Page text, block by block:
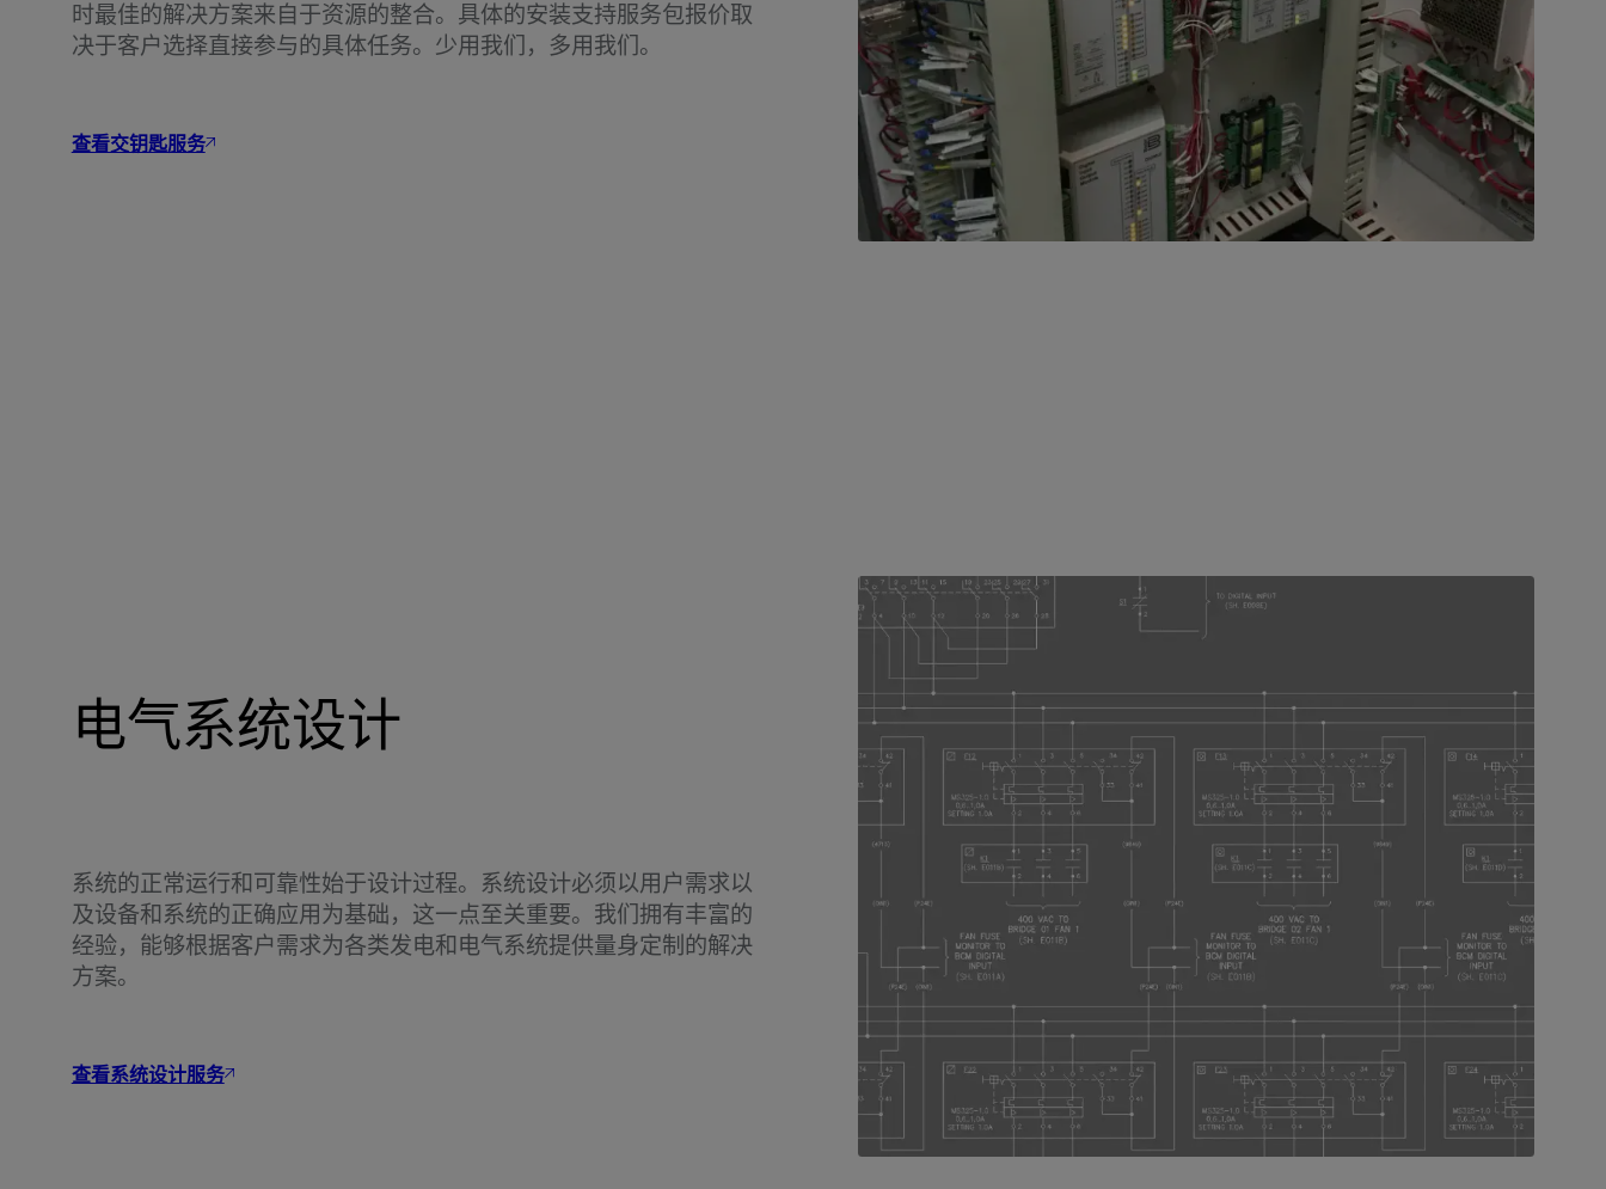
时最佳的解决方案来自于资源的整合。具体的安装支持服务包报价取
决于客户选择直接参与的具体任务。少用我们，多用我们。
查看交钥匙服务
电气系统设计
系统的正常运行和可靠性始于设计过程。系统设计必须以用户需求以
及设备和系统的正确应用为基础，这一点至关重要。我们拥有丰富的
经验，能够根据客户需求为各类发电和电气系统提供量身定制的解决
方案。
查看系统设计服务